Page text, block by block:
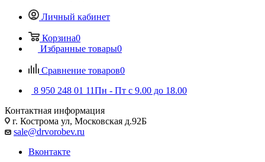
Личный кабинет
Корзина0
Избранные товары0
Сравнение товаров0
8 950 248 01 11Пн - Пт с 9.00 до 18.00
Контактная информация
г. Кострома ул, Московская д.92Б
sale@drvorobev.ru
Вконтакте